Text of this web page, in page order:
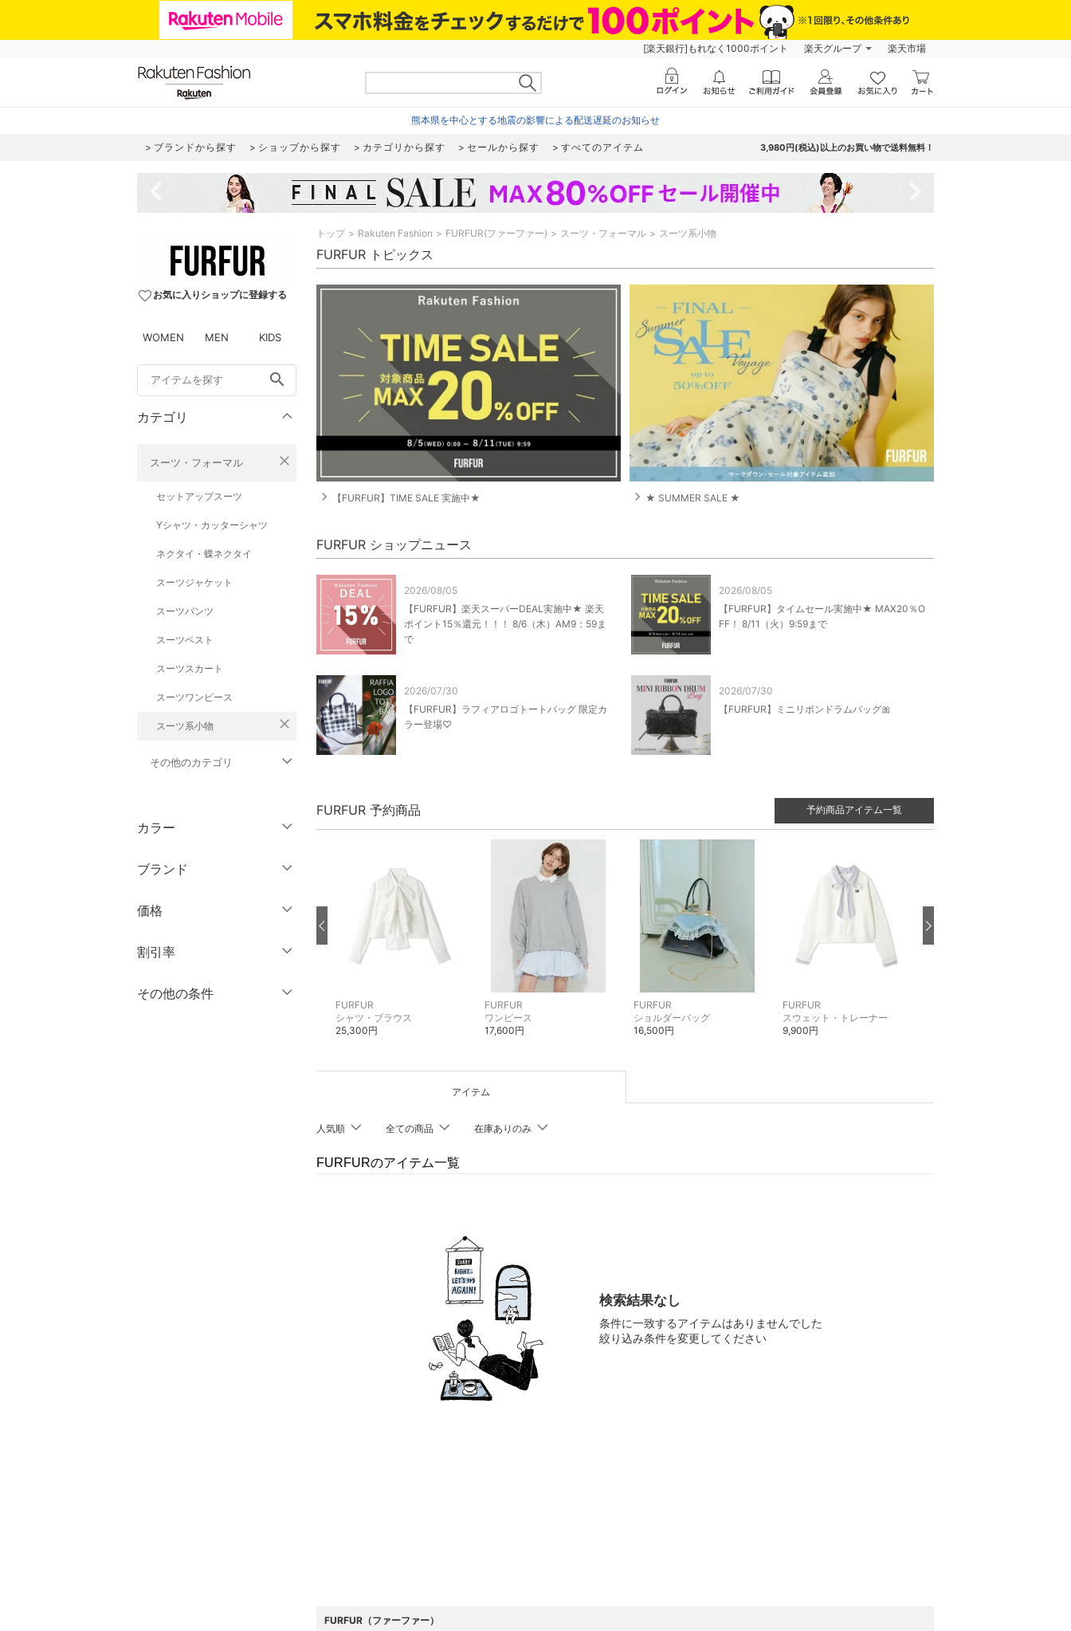
[楽天銀行]もれなく1000ポイント 楽天グループ 楽天市場
熊本県を中心とする地震の影響による配送遅延のお知らせ
ブランドから探す ショップから探す カテゴリから探す セールから探す すべてのアイテム 3,980円(税込)以上のお買い物で送料無料！
favorite_borderお気に入りショップに登録する
WOMEN MEN KIDS
search
カテゴリ
スーツ・フォーマル close
セットアップスーツ
Yシャツ・カッターシャツ
ネクタイ・蝶ネクタイ
スーツジャケット
スーツパンツ
スーツベスト
スーツスカート
スーツワンピース
スーツ系小物 close
その他のカテゴリ
ジャケット・アウター
パンツ
ワンピース・ドレス
スカート
オールインワン・オーバ
ーオール
カラー
クリア
ブランド
価格
絞り込み
割引率
％OFF～ ％OFF
その他の条件
トップ Rakuten Fashion FURFUR(ファーファー) スーツ・フォーマル スーツ系小物
FURFUR トピックス
navigate_next 【FURFUR】TIME SALE 実施中★ navigate_next ★ SUMMER SALE ★
FURFUR ショップニュース
2026/08/05
【FURFUR】楽天スーパーDEAL実施中★ 楽天
ポイント15％還元！！！ 8/6（木）AM9：59ま
で
2026/08/05
【FURFUR】タイムセール実施中★ MAX20％O
FF！ 8/11（火）9:59まで
2026/07/30
【FURFUR】ラフィアロゴトートバッグ 限定カ
ラー登場♡
2026/07/30
【FURFUR】ミニリボンドラムバッグ🎀
FURFUR 予約商品 予約商品アイテム一覧
FURFUR
シャツ・ブラウス
25,300円
FURFUR
ワンピース
17,600円
FURFUR
ショルダーバッグ
16,500円
FURFUR
スウェット・トレーナー
9,900円
アイテム
人気順 全ての商品 在庫ありのみ
FURFURのアイテム一覧
検索結果なし
条件に一致するアイテムはありませんでした
絞り込み条件を変更してください
FURFUR（ファーファー）